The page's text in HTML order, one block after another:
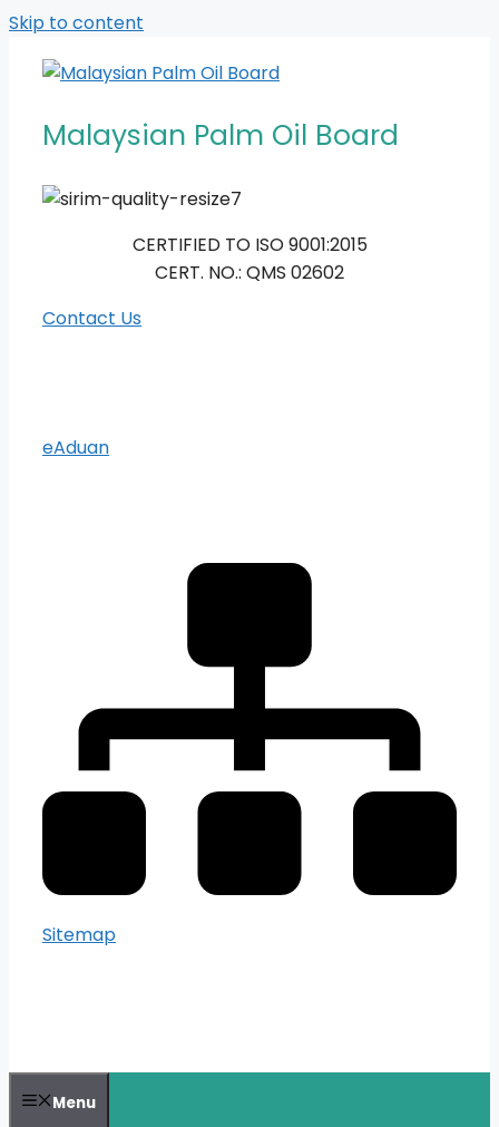
Skip to content
Malaysian Palm Oil Board
CERTIFIED TO ISO 9001:2015
CERT. NO.: QMS 02602
Contact Us
eAduan
Sitemap
Menu